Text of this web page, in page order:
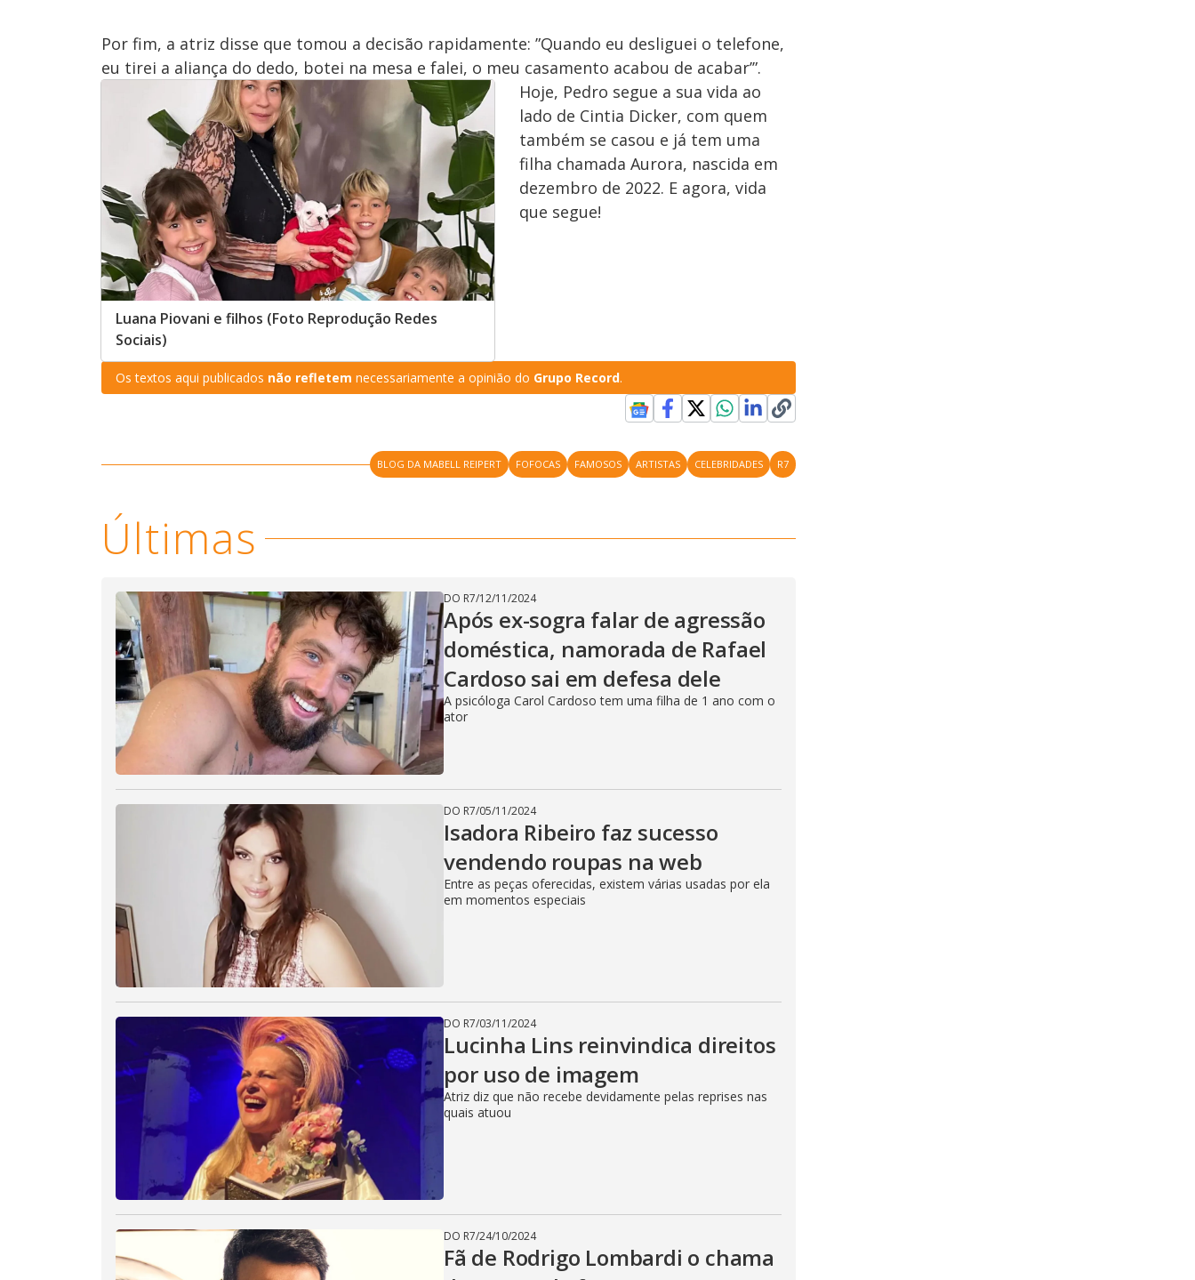
Por fim, a atriz disse que tomou a decisão rapidamente: ”Quando eu desliguei o telefone,
eu tirei a aliança do dedo, botei na mesa e falei, o meu casamento acabou de acabar’”.
Luana Piovani e filhos (Foto Reprodução Redes
Sociais)
Hoje, Pedro segue a sua vida ao
lado de Cintia Dicker, com quem
também se casou e já tem uma
filha chamada Aurora, nascida em
dezembro de 2022. E agora, vida
que segue!
Os textos aqui publicados não refletem necessariamente a opinião do Grupo Record.
BLOG DA MABELL REIPERT FOFOCAS FAMOSOS ARTISTAS CELEBRIDADES R7
Últimas
DO R7/12/11/2024
Após ex-sogra falar de agressão
doméstica, namorada de Rafael
Cardoso sai em defesa dele
A psicóloga Carol Cardoso tem uma filha de 1 ano com o
ator
DO R7/05/11/2024
Isadora Ribeiro faz sucesso
vendendo roupas na web
Entre as peças oferecidas, existem várias usadas por ela
em momentos especiais
DO R7/03/11/2024
Lucinha Lins reinvindica direitos
por uso de imagem
Atriz diz que não recebe devidamente pelas reprises nas
quais atuou
DO R7/24/10/2024
Fã de Rodrigo Lombardi o chama